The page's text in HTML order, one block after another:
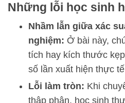
Những lỗi học sinh
Nhầm lẫn giữa xác
nghiệm: Ở bài này,
tích hay kích thước
số lần xuất hiện thực
Lỗi làm tròn: Khi
thập phân, học sinh